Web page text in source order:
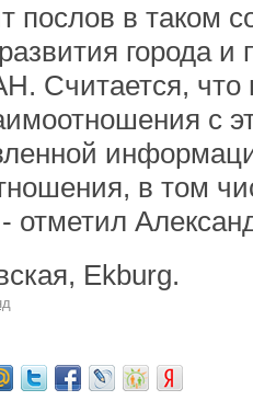
послов в таком
города и
Считается, что
с
в том
отметил
Ekburg.